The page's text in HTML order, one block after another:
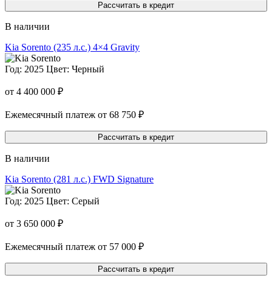
Рассчитать в кредит
В наличии
Kia Sorento (235 л.с.) 4×4 Gravity
Год: 2025 Цвет: Черный
от 4 400 000 ₽
Ежемесячный платеж от 68 750 ₽
Рассчитать в кредит
В наличии
Kia Sorento (281 л.с.) FWD Signature
Год: 2025 Цвет: Серый
от 3 650 000 ₽
Ежемесячный платеж от 57 000 ₽
Рассчитать в кредит